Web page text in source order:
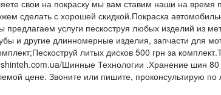
свои на покраску мы вам ставим наши на время
сделать с хорошей скидкой.Покраска
предлагаем услуги пескоструя любых изделий из
и другие длинномерные изделия, запчасти для
литых дисков 500 грн за
Шинные Технологии .Хранение шин 80
цене. Звоните или пишите, проконсультирую